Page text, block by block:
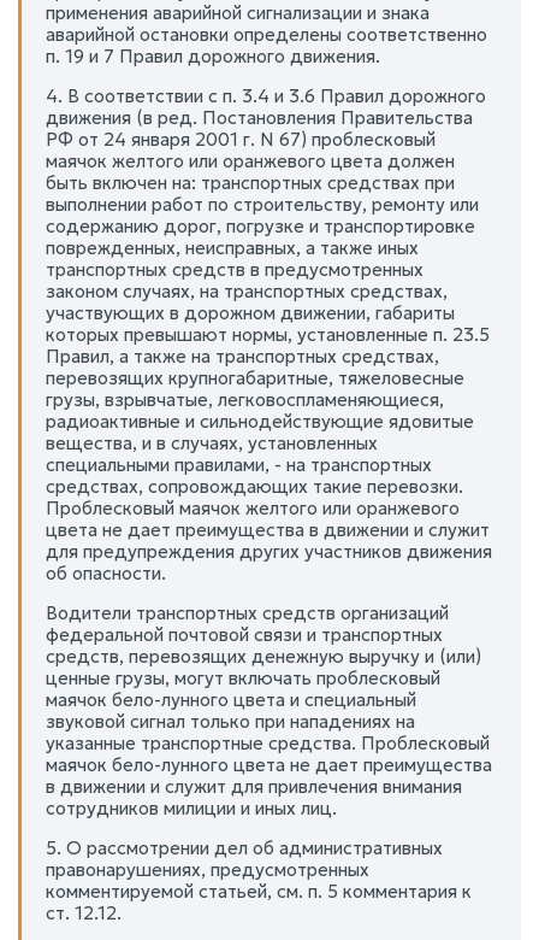
применения аварийной сигнализации и знака
аварийной остановки определены соответственно
п. 19 и 7 Правил дорожного движения.
4. В соответствии с п. 3.4 и 3.6 Правил дорожного
движения (в ред. Постановления Правительства
РФ от 24 января 2001 г. N 67) проблесковый
маячок желтого или оранжевого цвета должен
быть включен на: транспортных средствах при
выполнении работ по строительству, ремонту или
содержанию дорог, погрузке и транспортировке
поврежденных, неисправных, а также иных
транспортных средств в предусмотренных
законом случаях, на транспортных средствах,
участвующих в дорожном движении, габариты
которых превышают нормы, установленные п. 23.5
Правил, а также на транспортных средствах,
перевозящих крупногабаритные, тяжеловесные
грузы, взрывчатые, легковоспламеняющиеся,
радиоактивные и сильнодействующие ядовитые
вещества, и в случаях, установленных
специальными правилами, - на транспортных
средствах, сопровождающих такие перевозки.
Проблесковый маячок желтого или оранжевого
цвета не дает преимущества в движении и служит
для предупреждения других участников движения
об опасности.
Водители транспортных средств организаций
федеральной почтовой связи и транспортных
средств, перевозящих денежную выручку и (или)
ценные грузы, могут включать проблесковый
маячок бело-лунного цвета и специальный
звуковой сигнал только при нападениях на
указанные транспортные средства. Проблесковый
маячок бело-лунного цвета не дает преимущества
в движении и служит для привлечения внимания
сотрудников милиции и иных лиц.
5. О рассмотрении дел об административных
правонарушениях, предусмотренных
комментируемой статьей, см. п. 5 комментария к
ст. 12.12.